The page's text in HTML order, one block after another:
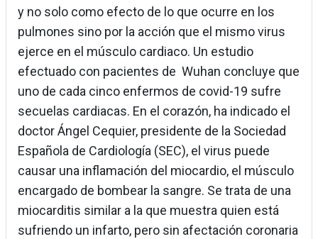
y no solo como efecto de lo que ocurre en los
pulmones sino por la acción que el mismo virus
ejerce en el músculo cardiaco. Un estudio
efectuado con pacientes de Wuhan concluye que
uno de cada cinco enfermos de covid-19 sufre
secuelas cardiacas. En el corazón, ha indicado el
doctor Ángel Cequier, presidente de la Sociedad
Española de Cardiología (SEC), el virus puede
causar una inflamación del miocardio, el músculo
encargado de bombear la sangre. Se trata de una
miocarditis similar a la que muestra quien está
sufriendo un infarto, pero sin afectación coronaria